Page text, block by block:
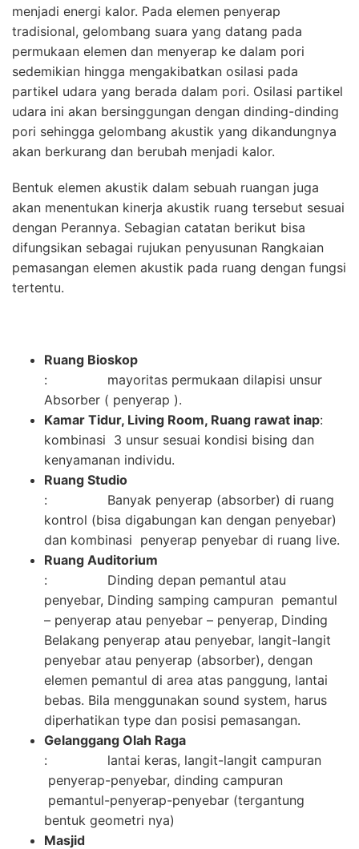
menjadi energi kalor. Pada elemen penyerap
tradisional, gelombang suara yang datang pada
permukaan elemen dan menyerap ke dalam pori
sedemikian hingga mengakibatkan osilasi pada
partikel udara yang berada dalam pori. Osilasi partikel
udara ini akan bersinggungan dengan dinding-dinding
pori sehingga gelombang akustik yang dikandungnya
akan berkurang dan berubah menjadi kalor.
Bentuk elemen akustik dalam sebuah ruangan juga
akan menentukan kinerja akustik ruang tersebut sesuai
dengan Perannya. Sebagian catatan berikut bisa
difungsikan sebagai rujukan penyusunan Rangkaian
pemasangan elemen akustik pada ruang dengan fungsi
tertentu.
Ruang Bioskop
: mayoritas permukaan dilapisi unsur
Absorber ( penyerap ).
Kamar Tidur, Living Room, Ruang rawat inap:
kombinasi 3 unsur sesuai kondisi bising dan
kenyamanan individu.
Ruang Studio
: Banyak penyerap (absorber) di ruang
kontrol (bisa digabungan kan dengan penyebar)
dan kombinasi penyerap penyebar di ruang live.
Ruang Auditorium
: Dinding depan pemantul atau
penyebar, Dinding samping campuran pemantul
– penyerap atau penyebar – penyerap, Dinding
Belakang penyerap atau penyebar, langit-langit
penyebar atau penyerap (absorber), dengan
elemen pemantul di area atas panggung, lantai
bebas. Bila menggunakan sound system, harus
diperhatikan type dan posisi pemasangan.
Gelanggang Olah Raga
: lantai keras, langit-langit campuran
penyerap-penyebar, dinding campuran
pemantul-penyerap-penyebar (tergantung
bentuk geometri nya)
Masjid